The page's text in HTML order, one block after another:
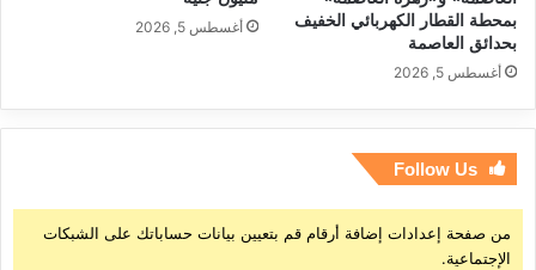
بمحطة القطار الكهربائي الخفيف
بحدائق العاصمة
أغسطس 5, 2026
أغسطس 5, 2026
Follow Us
من صفحة إعدادات إضافة أرقام قم بتعيين بيانات حساباتك على الشبكات
الإجتماعية.